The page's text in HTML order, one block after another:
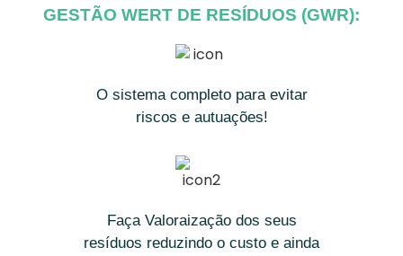
GESTÃO WERT DE RESÍDUOS (GWR):
O sistema completo para evitar
riscos e autuações!
Faça Valoraização dos seus
resíduos reduzindo o custo e ainda